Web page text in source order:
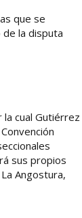
que se
la disputa
la cual Gutiérrez
sus propios
Angostura,